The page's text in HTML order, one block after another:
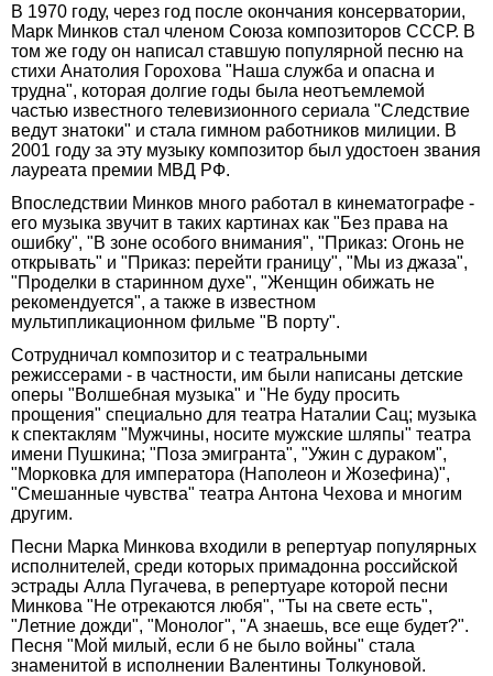
В 1970 году, через год после окончания консерватории,
Марк Минков стал членом Союза композиторов СССР. В
том же году он написал ставшую популярной песню на
стихи Анатолия Горохова "Наша служба и опасна и
трудна", которая долгие годы была неотъемлемой
частью известного телевизионного сериала "Следствие
ведут знатоки" и стала гимном работников милиции. В
2001 году за эту музыку композитор был удостоен звания
лауреата премии МВД РФ.
Впоследствии Минков много работал в кинематографе -
его музыка звучит в таких картинах как "Без права на
ошибку", "В зоне особого внимания", "Приказ: Огонь не
открывать" и "Приказ: перейти границу", "Мы из джаза",
"Проделки в старинном духе", "Женщин обижать не
рекомендуется", а также в известном
мультипликационном фильме "В порту".
Сотрудничал композитор и с театральными
режиссерами - в частности, им были написаны детские
оперы "Волшебная музыка" и "Не буду просить
прощения" специально для театра Наталии Сац; музыка
к спектаклям "Мужчины, носите мужские шляпы" театра
имени Пушкина; "Поза эмигранта", "Ужин с дураком",
"Морковка для императора (Наполеон и Жозефина)",
"Смешанные чувства" театра Антона Чехова и многим
другим.
Песни Марка Минкова входили в репертуар популярных
исполнителей, среди которых примадонна российской
эстрады Алла Пугачева, в репертуаре которой песни
Минкова "Не отрекаются любя", "Ты на свете есть",
"Летние дожди", "Монолог", "А знаешь, все еще будет?".
Песня "Мой милый, если б не было войны" стала
знаменитой в исполнении Валентины Толкуновой.